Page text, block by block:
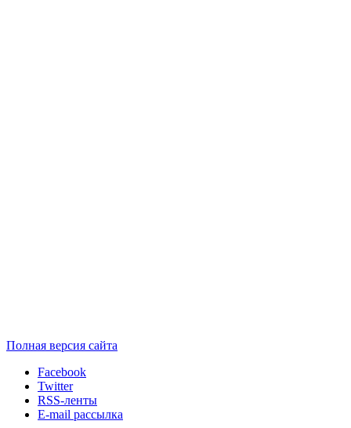
Полная версия сайта
Facebook
Twitter
RSS-ленты
E-mail рассылка